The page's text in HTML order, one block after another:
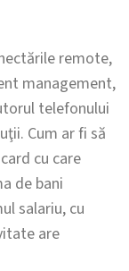
remote,
management,
telefonului
Cum ar fi să
cu care
de bani
salariu, cu
are